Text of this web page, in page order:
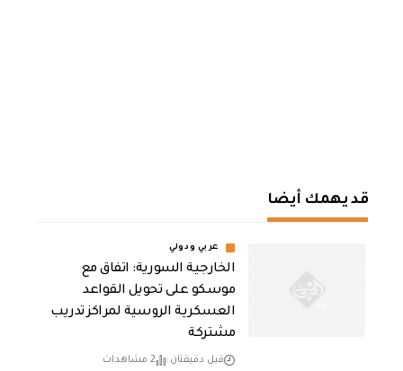
قد يهمك أيضا
عربي ودولي
الخارجية السورية: اتفاق مع
موسكو على تحويل القواعد
العسكرية الروسية لمراكز تدريب
مشتركة
قبل دقيقتان 2 مشاهدات